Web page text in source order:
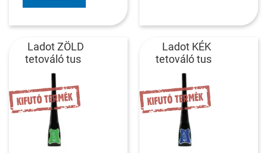
Ladot ZÖLD
tetováló tus
Ladot KÉK
tetováló tus